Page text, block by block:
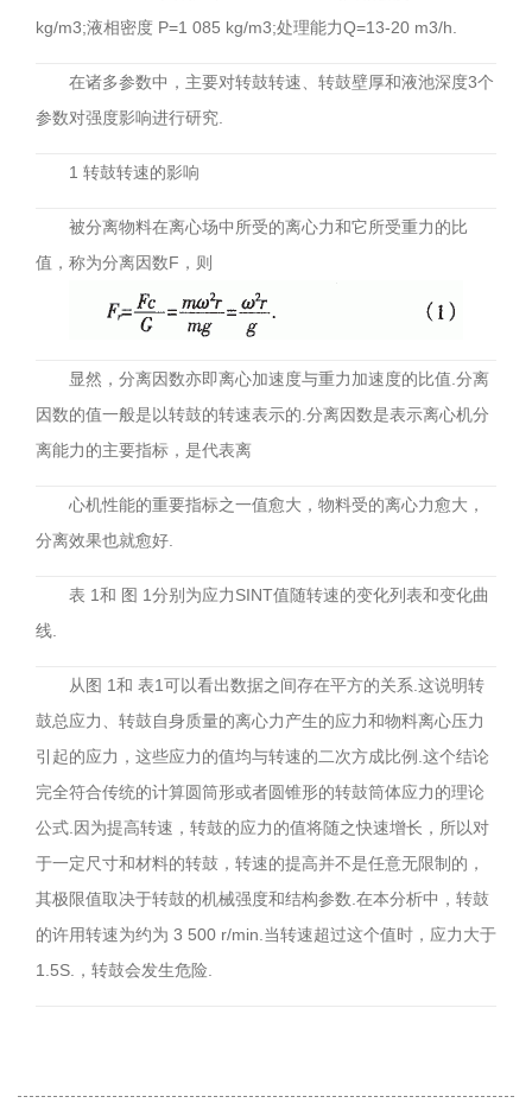
kg/m3;液相密度 P=1 085 kg/m3;处理能力Q=13-20 m3/h.
在诸多参数中，主要对转鼓转速、转鼓壁厚和液池深度3个
参数对强度影响进行研究.
1 转鼓转速的影响
被分离物料在离心场中所受的离心力和它所受重力的比
值，称为分离因数F，则
显然，分离因数亦即离心加速度与重力加速度的比值.分离
因数的值一般是以转鼓的转速表示的.分离因数是表示离心机分
离能力的主要指标，是代表离
心机性能的重要指标之一值愈大，物料受的离心力愈大，
分离效果也就愈好.
表 1和 图 1分别为应力SINT值随转速的变化列表和变化曲
线.
从图 1和 表1可以看出数据之间存在平方的关系.这说明转
鼓总应力、转鼓自身质量的离心力产生的应力和物料离心压力
引起的应力，这些应力的值均与转速的二次方成比例.这个结论
完全符合传统的计算圆筒形或者圆锥形的转鼓筒体应力的理论
公式.因为提高转速，转鼓的应力的值将随之快速增长，所以对
于一定尺寸和材料的转鼓，转速的提高并不是任意无限制的，
其极限值取决于转鼓的机械强度和结构参数.在本分析中，转鼓
的许用转速为约为 3 500 r/min.当转速超过这个值时，应力大于
1.5S.，转鼓会发生危险.